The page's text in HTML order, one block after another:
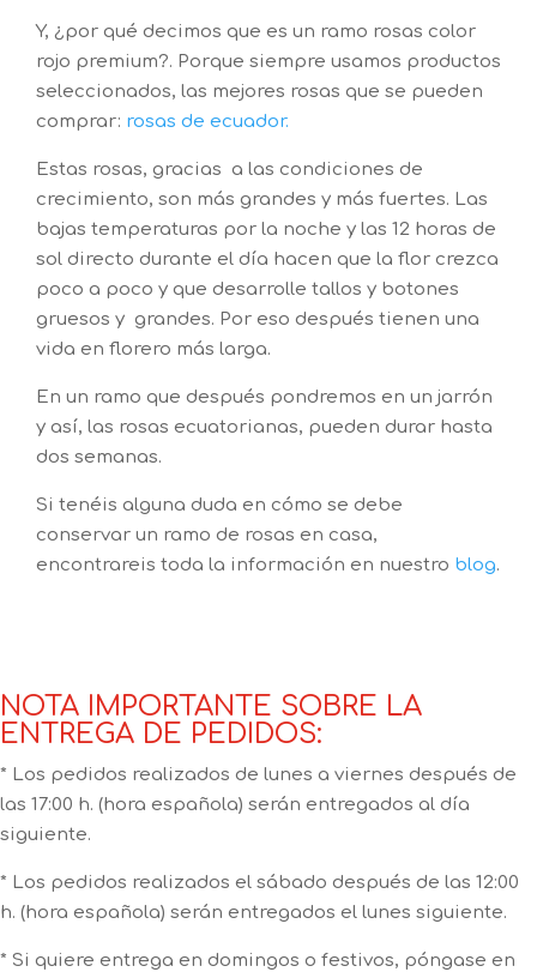
Y, ¿por qué decimos que es un ramo rosas color
rojo premium?. Porque siempre usamos productos
seleccionados, las mejores rosas que se pueden
comprar: rosas de ecuador.
Estas rosas, gracias a las condiciones de
crecimiento, son más grandes y más fuertes. Las
bajas temperaturas por la noche y las 12 horas de
sol directo durante el día hacen que la flor crezca
poco a poco y que desarrolle tallos y botones
gruesos y grandes. Por eso después tienen una
vida en florero más larga.
En un ramo que después pondremos en un jarrón
y así, las rosas ecuatorianas, pueden durar hasta
dos semanas.
Si tenéis alguna duda en cómo se debe
conservar un ramo de rosas en casa,
encontrareis toda la información en nuestro blog.
NOTA IMPORTANTE SOBRE LA
ENTREGA DE PEDIDOS:
* Los pedidos realizados de lunes a viernes después de
las 17:00 h. (hora española) serán entregados al día
siguiente.
* Los pedidos realizados el sábado después de las 12:00
h. (hora española) serán entregados el lunes siguiente.
* Si quiere entrega en domingos o festivos, póngase en